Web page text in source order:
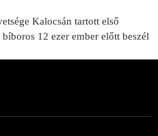
Kalocsán tartott első
12 ezer ember előtt beszél